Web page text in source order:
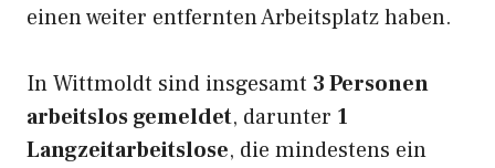
einen weiter entfernten Arbeitsplatz haben.
In Wittmoldt sind insgesamt 3 Personen
arbeitslos gemeldet, darunter 1
Langzeitarbeitslose, die mindestens ein